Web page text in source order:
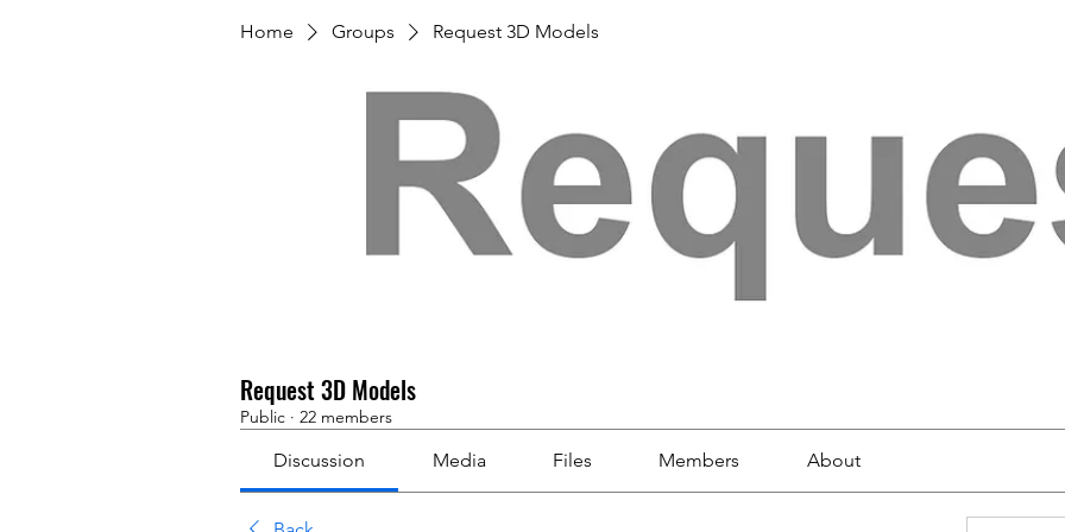
Home Groups Request 3D Models
Request 3D Models
Public · 22 members
Discussion Media Files Members About